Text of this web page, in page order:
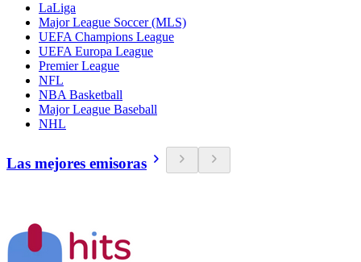
LaLiga
Major League Soccer (MLS)
UEFA Champions League
UEFA Europa League
Premier League
NFL
NBA Basketball
Major League Baseball
NHL
Las mejores emisoras